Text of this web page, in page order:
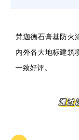
梵迦德石膏基防火
内外各大地标建筑
一致好评。
通过